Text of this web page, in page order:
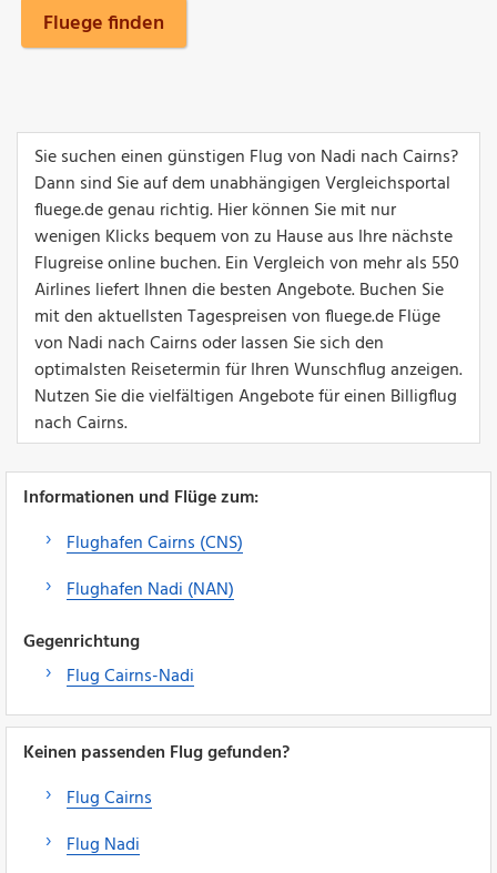
Fluege finden
Sie suchen einen günstigen Flug von Nadi nach Cairns?
Dann sind Sie auf dem unabhängigen Vergleichsportal
fluege.de genau richtig. Hier können Sie mit nur
wenigen Klicks bequem von zu Hause aus Ihre nächste
Flugreise online buchen. Ein Vergleich von mehr als 550
Airlines liefert Ihnen die besten Angebote. Buchen Sie
mit den aktuellsten Tagespreisen von fluege.de Flüge
von Nadi nach Cairns oder lassen Sie sich den
optimalsten Reisetermin für Ihren Wunschflug anzeigen.
Nutzen Sie die vielfältigen Angebote für einen Billigflug
nach Cairns.
Informationen und Flüge zum:
Flughafen Cairns (CNS)
Flughafen Nadi (NAN)
Gegenrichtung
Flug Cairns-Nadi
Keinen passenden Flug gefunden?
Flug Cairns
Flug Nadi